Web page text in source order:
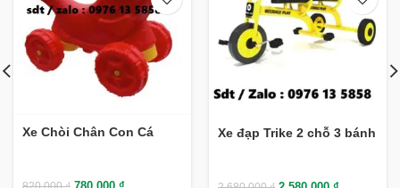
Xe Chòi Chân Con Cá Xe đạp Trike 2 chỗ 3 bánh